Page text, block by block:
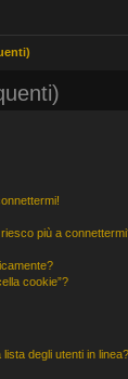
più a
cookie”?
degli utenti in linea?